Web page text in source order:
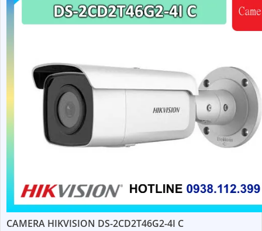
CAMERA HIKVISION DS-2CD2T46G2-4I C